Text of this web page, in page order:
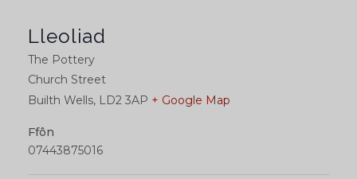
Lleoliad
The Pottery
Church Street
Builth Wells, LD2 3AP + Google Map
Ffôn
07443875016